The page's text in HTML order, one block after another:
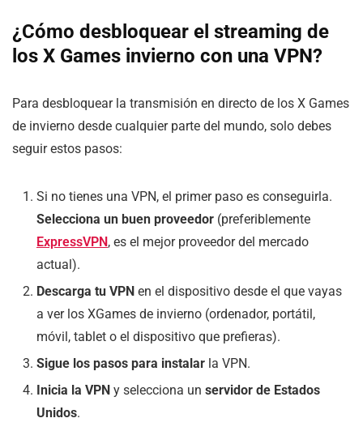
¿Cómo desbloquear el streaming de
los X Games invierno con una VPN?
Para desbloquear la transmisión en directo de los X Games
de invierno desde cualquier parte del mundo, solo debes
seguir estos pasos:
Si no tienes una VPN, el primer paso es conseguirla.
Selecciona un buen proveedor (preferiblemente
ExpressVPN, es el mejor proveedor del mercado
actual).
Descarga tu VPN en el dispositivo desde el que vayas
a ver los XGames de invierno (ordenador, portátil,
móvil, tablet o el dispositivo que prefieras).
Sigue los pasos para instalar la VPN.
Inicia la VPN y selecciona un servidor de Estados
Unidos.